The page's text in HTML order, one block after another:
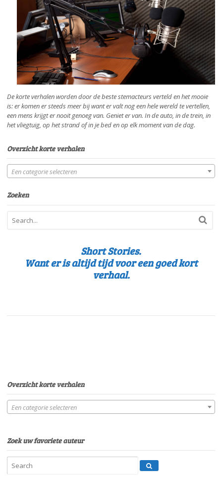
De korte verhalen worden door de beste stemacteurs verteld en het mooie
is: er komen er steeds meer bij want er valt nog een hele wereld te vertellen,
een mens krijgt er nooit genoeg van. Geniet er van. In de auto, in de trein, in
het vliegtuig, op het strand of in je bed en op elk moment van de dag.
Overzicht korte verhalen
Een categorie selecteren
Zoeken
Short Stories.
Want er is altijd tijd voor een goed kort
verhaal.
Overzicht korte verhalen
Een categorie selecteren
Zoek uw favoriete auteur